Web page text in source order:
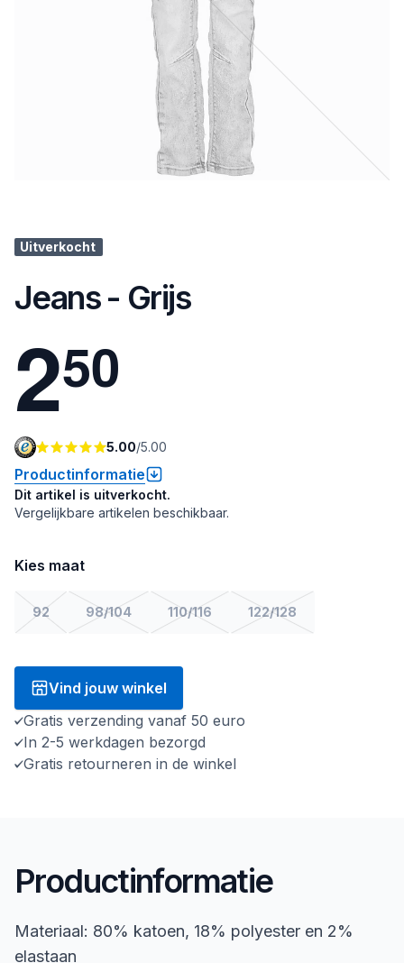
Uitverkocht
Jeans - Grijs
250
5.00/5.00
Productinformatie
Dit artikel is uitverkocht.
Vergelijkbare artikelen beschikbaar.
Kies maat
92 98/104 110/116 122/128
Vind jouw winkel
Gratis verzending vanaf 50 euro
In 2-5 werkdagen bezorgd
Gratis retourneren in de winkel
Productinformatie
Materiaal: 80% katoen, 18% polyester en 2%
elastaan